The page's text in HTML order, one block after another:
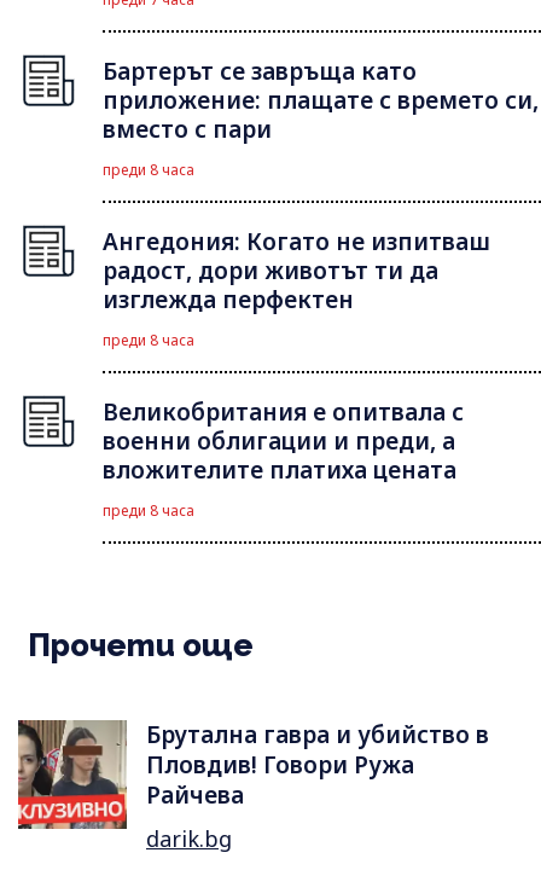
Бартерът се завръща като
приложение: плащате с времето си,
вместо с пари
преди 8 часа
Ангедония: Когато не изпитваш
радост, дори животът ти да
изглежда перфектен
преди 8 часа
Великобритания е опитвала с
военни облигации и преди, а
вложителите платиха цената
преди 8 часа
Прочети още
Брутална гавра и убийство в
Пловдив! Говори Ружа
Райчева
darik.bg